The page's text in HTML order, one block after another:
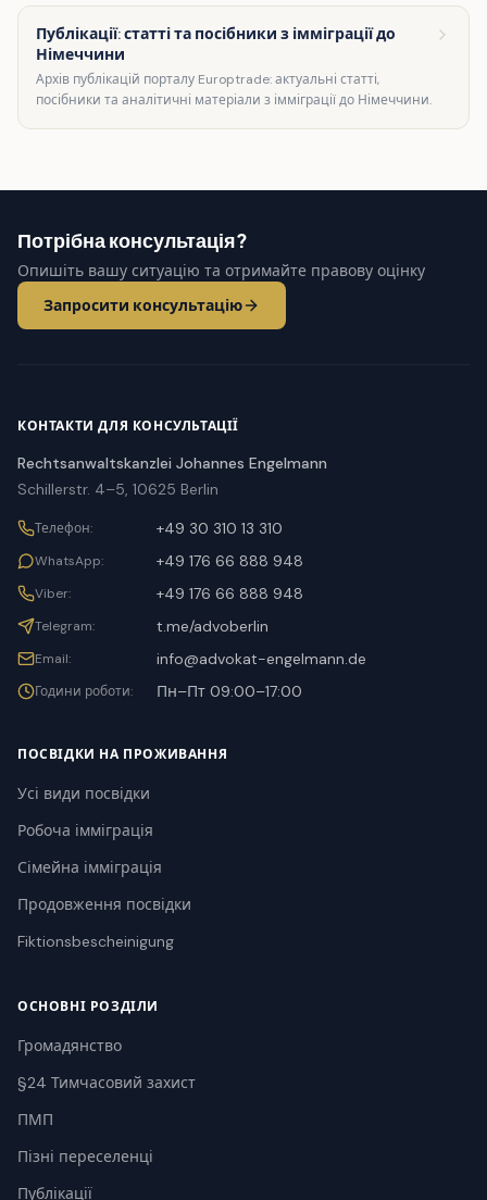
Публікації: статті та посібники з імміграції до
Німеччини
Архів публікацій порталу Europtrade: актуальні статті,
посібники та аналітичні матеріали з імміграції до Німеччини.
Потрібна консультація?
Опишіть вашу ситуацію та отримайте правову оцінку
Запросити консультацію
КОНТАКТИ ДЛЯ КОНСУЛЬТАЦІЇ
Rechtsanwaltskanzlei Johannes Engelmann
Schillerstr. 4–5, 10625 Berlin
Телефон: +49 30 310 13 310
WhatsApp: +49 176 66 888 948
Viber: +49 176 66 888 948
Telegram: t.me/advoberlin
Email: info@advokat-engelmann.de
Години роботи: Пн–Пт 09:00–17:00
ПОСВІДКИ НА ПРОЖИВАННЯ
Усі види посвідки
Робоча імміграція
Сімейна імміграція
Продовження посвідки
Fiktionsbescheinigung
ОСНОВНІ РОЗДІЛИ
Громадянство
§24 Тимчасовий захист
ПМП
Пізні переселенці
Публікації